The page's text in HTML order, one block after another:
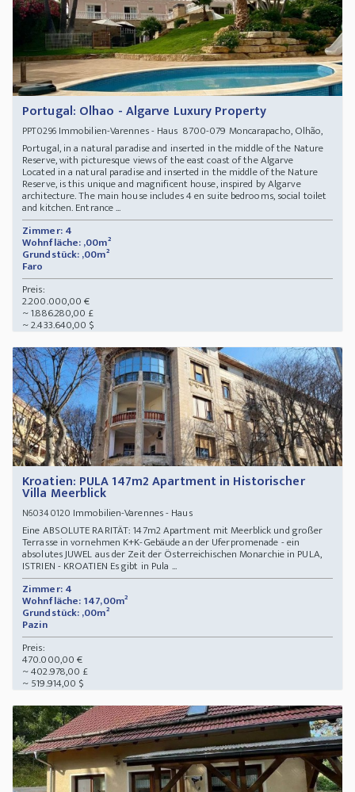
Portugal: Olhao - Algarve Luxury Property
PPT0296Immobilien-Varennes - Haus 8700-079 Moncarapacho, Olhão,
Portugal, in a natural paradise and inserted in the middle of the Nature
Reserve, with picturesque views of the east coast of the Algarve
Located in a natural paradise and inserted in the middle of the Nature
Reserve, is this unique and magnificent house, inspired by Algarve
architecture. The main house includes 4 en suite bedrooms, social toilet
and kitchen. Entrance ...
Zimmer: 4
Wohnfläche: ,00m²
Grundstück: ,00m²
Faro
Preis:
2.200.000,00 €
~ 1.886.280,00 £
~ 2.433.640,00 $
Kroatien: PULA 147m2 Apartment in Historischer
Villa Meerblick
N60340120 Immobilien-Varennes - Haus
Eine ABSOLUTE RARITÄT: 147m2 Apartment mit Meerblick und großer
Terrasse in vornehmen K+K-Gebäude an der Uferpromenade - ein
absolutes JUWEL aus der Zeit der Österreichischen Monarchie in PULA,
ISTRIEN - KROATIEN Es gibt in Pula ...
Zimmer: 4
Wohnfläche: 147,00m²
Grundstück: ,00m²
Pazin
Preis:
470.000,00 €
~ 402.978,00 £
~ 519.914,00 $